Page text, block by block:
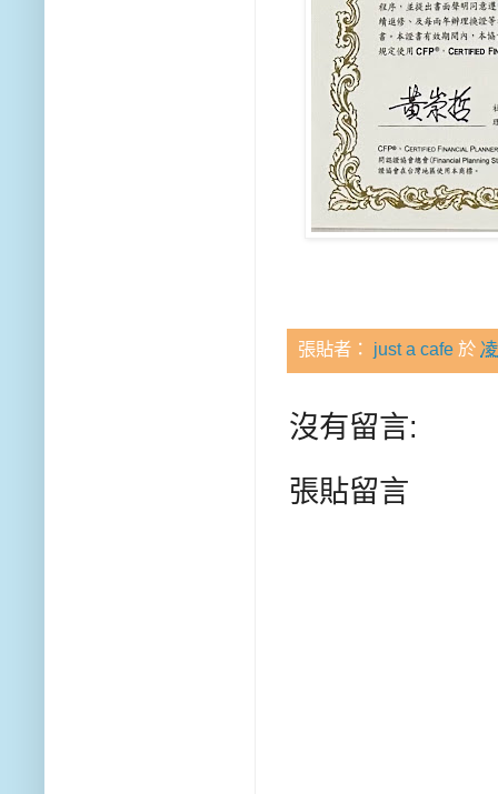
張貼者： just a cafe 於
沒有留言:
張貼留言